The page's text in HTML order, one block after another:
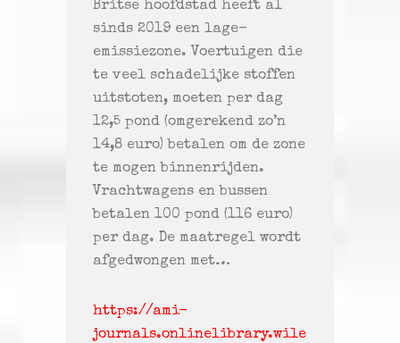
Britse hoofdstad heeft al
sinds 2019 een lage-
emissiezone. Voertuigen die
te veel schadelijke stoffen
uitstoten, moeten per dag
12,5 pond (omgerekend zo’n
14,8 euro) betalen om de zone
te mogen binnenrijden.
Vrachtwagens en bussen
betalen 100 pond (116 euro)
per dag. De maatregel wordt
afgedwongen met…
https://ami-
journals.onlinelibrary.wile